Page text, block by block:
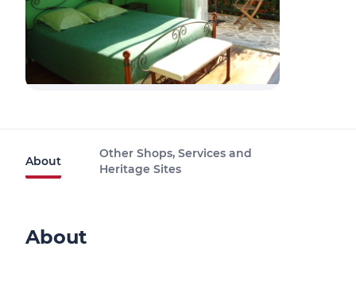
About
Other Shops, Services and
Heritage Sites
About